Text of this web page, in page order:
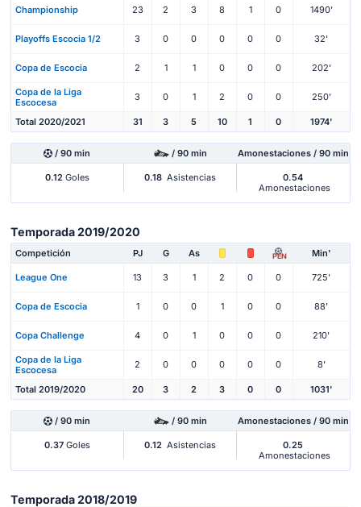
Championship 23 2 3 8 1 0 1490'
Playoffs Escocia 1/2 3 0 0 0 0 0 32'
Copa de Escocia 2 1 1 0 0 0 202'
Copa de la Liga
Escocesa
3 0 1 2 0 0 250'
Total 2020/2021 31 3 5 10 1 0 1974'
/ 90 min / 90 min Amonestaciones / 90 min
0.12Goles 0.18 Asistencias
0.54
Amonestaciones
Temporada 2019/2020
Competición PJ G As PEN Min'
League One 13 3 1 2 0 0 725'
Copa de Escocia 1 0 0 1 0 0 88'
Copa Challenge 4 0 1 0 0 0 210'
Copa de la Liga
Escocesa
2 0 0 0 0 0 8'
Total 2019/2020 20 3 2 3 0 0 1031'
/ 90 min / 90 min Amonestaciones / 90 min
0.37Goles 0.12 Asistencias
0.25
Amonestaciones
Temporada 2018/2019